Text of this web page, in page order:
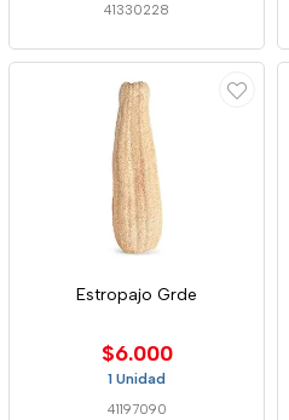
41330228
Estropajo Grde
$6.000
1 Unidad
41197090